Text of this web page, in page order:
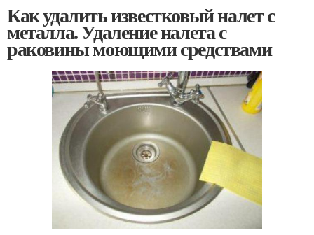
Как удалить известковый налет с
металла. Удаление налета с
раковины моющими средствами